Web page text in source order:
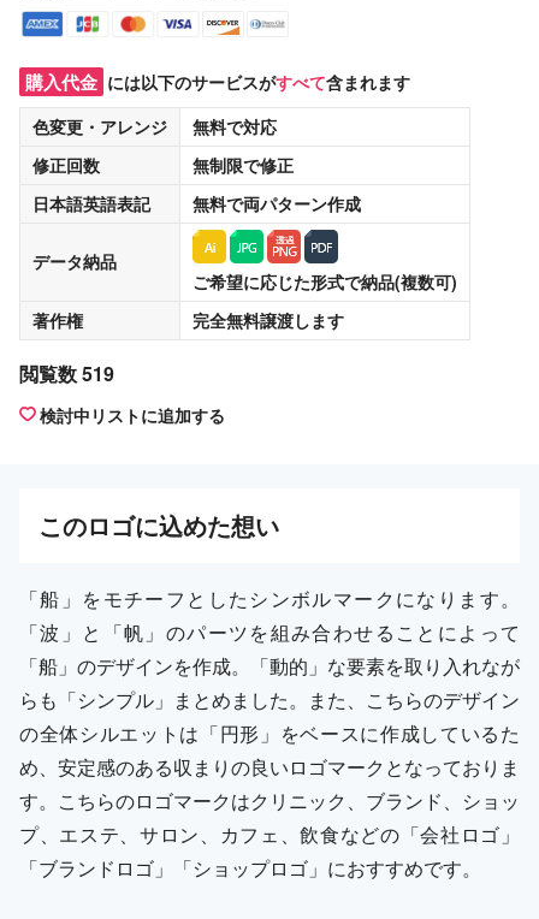
購入代金 には以下のサービスがすべて含まれます
色変更・アレンジ
無料で対応
修正回数
無制限で修正
日本語英語表記
無料で両パターン作成
データ納品
ご希望に応じた形式で納品(複数可)
著作権
完全無料譲渡します
閲覧数 519
検討中リストに追加する
このロゴに込めた想い
「船」をモチーフとしたシンボルマークになります。
「波」と「帆」のパーツを組み合わせることによって
「船」のデザインを作成。「動的」な要素を取り入れなが
らも「シンプル」まとめました。また、こちらのデザイン
の全体シルエットは「円形」をベースに作成しているた
め、安定感のある収まりの良いロゴマークとなっておりま
す。こちらのロゴマークはクリニック、ブランド、ショッ
プ、エステ、サロン、カフェ、飲食などの「会社ロゴ」
「ブランドロゴ」「ショップロゴ」におすすめです。